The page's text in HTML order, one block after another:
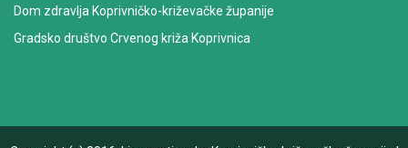
Dom zdravlja Koprivničko-križevačke županije
Gradsko društvo Crvenog križa Koprivnica